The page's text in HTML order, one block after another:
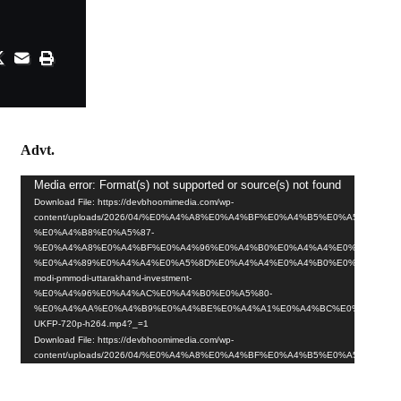
Advt.
Video
Player
Media error: Format(s) not supported or source(s) not found
Download File: https://devbhoomimedia.com/wp-
content/uploads/2026/04/
%E0%A4%B8%E0%A5%87-
%E0%A4%A8%E0%A4%BF%E0%A4%96%E0%A4%B0%E0%A4%A4%E0%A4%BE-
modi-pmmodi-uttarakhand-investment-
%E0%A4%96%E0%A4%AC%E0%A4%B0%E0%A5%80-
%E0%A4%AA%E0%A4%B9%E0%A4%BE%E0%A4%A1%E0%A4%BC%E0%A4%A8-
UKFP-720p-h264.mp4?_=1
Download File: https://devbhoomimedia.com/wp-
content/uploads/2026/04/